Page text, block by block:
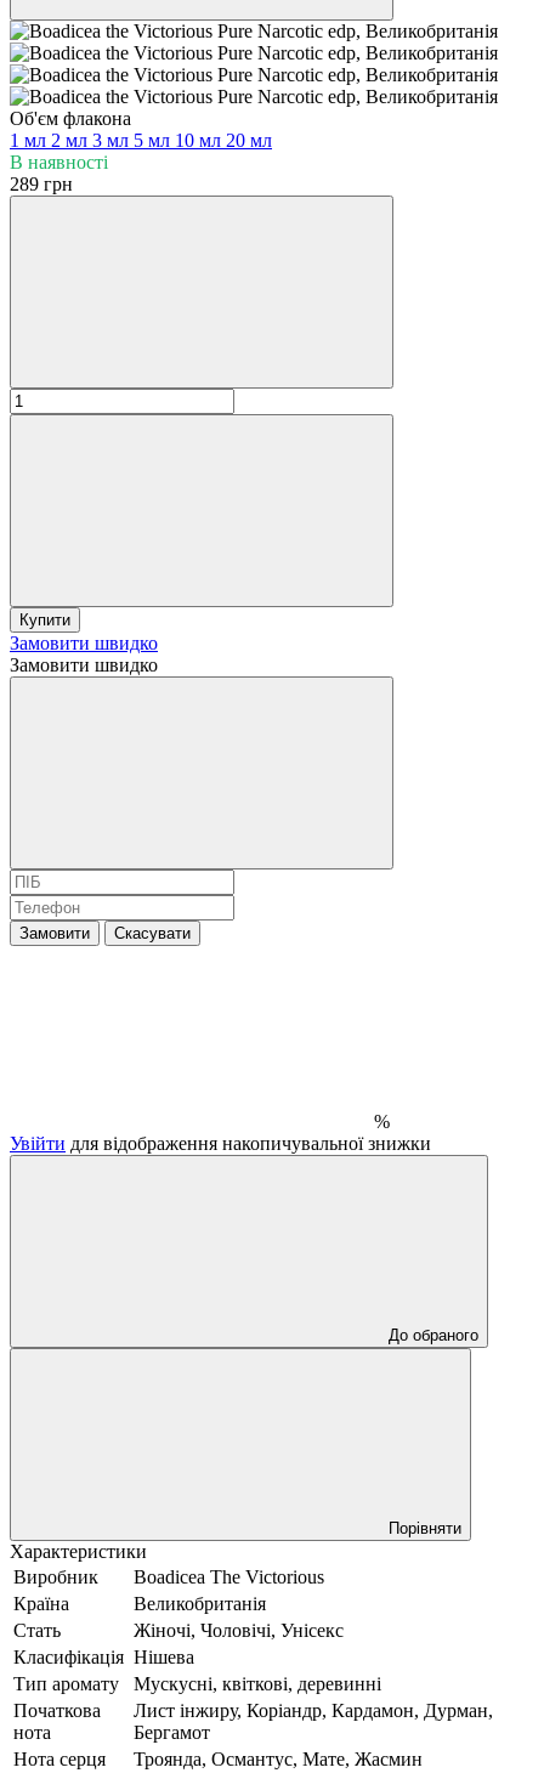
Об'єм флакона
1 мл 2 мл 3 мл 5 мл 10 мл 20 мл
В наявності
289 грн
Купити
Замовити швидко
Замовити швидко
Замовити Скасувати
%
Увійти для відображення накопичувальної знижки
До обраного
Порівняти
Характеристики
Виробник
Boadicea The Victorious
Країна
Великобританія
Стать
Жіночі, Чоловічі, Унісекс
Класифікація Нішева
Тип аромату
Мускусні, квіткові, деревинні
Початкова
нота
Лист інжиру, Коріандр, Кардамон, Дурман,
Бергамот
Нота серця
Троянда, Османтус, Мате, Жасмин